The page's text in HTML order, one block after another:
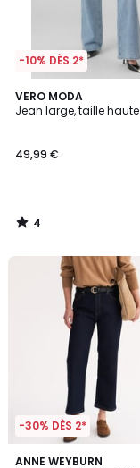
-10% DÈS 2*
VERO MODA
Jean large, taille haute
49,99 €
4
/
4
/
-30% DÈS 2*
ANNE WEYBURN
4,4
2